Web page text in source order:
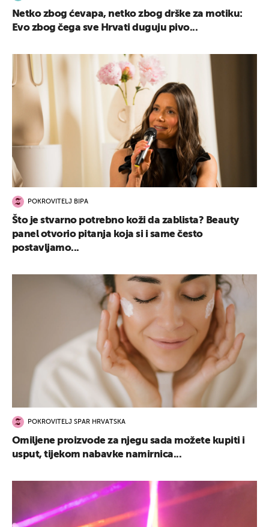
Netko zbog ćevapa, netko zbog drške za motiku:
Evo zbog čega sve Hrvati duguju pivo...
POKROVITELJ BIPA
Što je stvarno potrebno koži da zablista? Beauty
panel otvorio pitanja koja si i same često
postavljamo...
POKROVITELJ SPAR HRVATSKA
Omiljene proizvode za njegu sada možete kupiti i
usput, tijekom nabavke namirnica...